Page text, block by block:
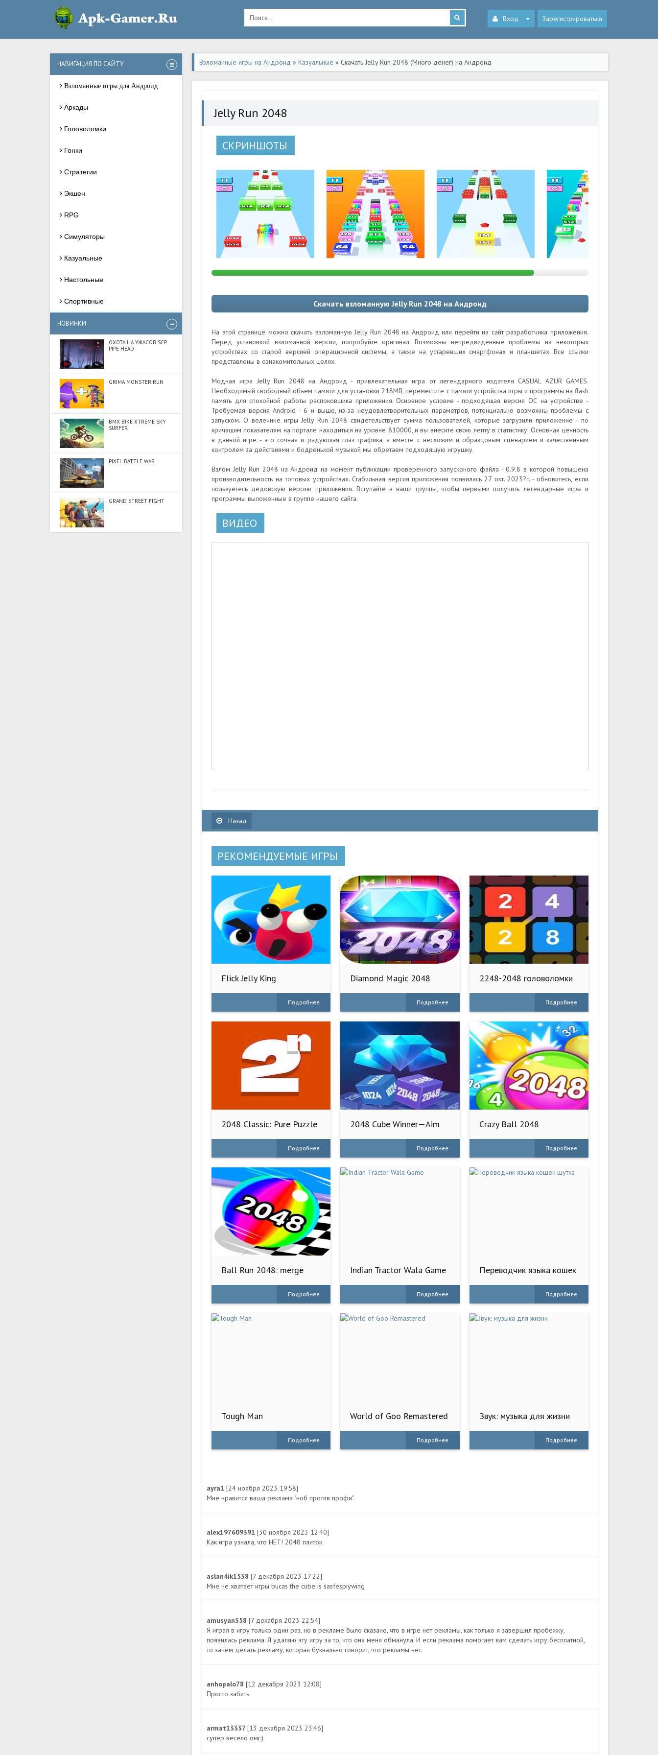
Вход Зарегистрироваться
НАВИГАЦИЯ ПО САЙТУ
Взломанные игры для Андроид
Аркады
Головоломки
Гонки
Стратегии
Экшен
RPG
Симуляторы
Казуальные
Настольные
Спортивные
НОВИНКИ
ОХОТА НА УЖАСОВ SCP
PIPE HEAD
GRIMA MONSTER RUN
BMX BIKE XTREME SKY
SURFER
PIXEL BATTLE WAR
GRAND STREET FIGHT
Взломанные игры на Андроид » Казуальные » Скачать Jelly Run 2048 (Много денег) на Андроид
Jelly Run 2048
СКРИНШОТЫ
Скачать взломанную Jelly Run 2048 на Андроид
На этой странице можно скачать взломанную Jelly Run 2048 на Андроид или перейти на сайт разработчика приложения.
Перед установкой взломанной версии, попробуйте оригинал. Возможны непредвиденные проблемы на некоторых
устройствах со старой версией операционной системы, а также на устаревших смартфонах и планшетах. Все ссылки
представлены в ознакомительных целях.
Модная игра Jelly Run 2048 на Андроид - привлекательная игра от легендарного издателя CASUAL AZUR GAMES.
Необходимый свободный объем памяти для установки 218MB, переместите с памяти устройства игры и программы на flash
память для спокойной работы распоковщика приложения. Основное условие - подходящая версия ОС на устройстве -
Требуемая версия Android - 6 и выше, из-за неудовлетворительных параметров, потенциально возможны проблемы с
запуском. О велечине игры Jelly Run 2048 свидетельствует сумма пользователей, которые загрузили приложение - по
кричащим показателям на портале находиться на уровне 810000, и вы внесите свою лепту в статистику. Основная ценность
в данной игре - это сочная и радующая глаз графика, а вместе с несхожим и образцовым сценарием и качественным
контролем за действиями и бодренькой музыкой мы обретаем подходящую игрушку.
Взлом Jelly Run 2048 на Андроид на момент публикации проверенного запусконого файла - 0.9.8 в которой повышена
производительность на топовых устройствах. Стабильная версия приложения появилась 27 окт. 2023?г. - обновитесь, если
пользуетесь дедовскую версию приложения. Вступайте в наши группы, чтобы первыми получить легендарные игры и
программы выложенные в группе нашего сайта.
ВИДЕО
Назад
РЕКОМЕНДУЕМЫЕ ИГРЫ
Flick Jelly King
Подробнее
Diamond Magic 2048
Подробнее
2248-2048 головоломки
Подробнее
2048 Classic: Pure Puzzle
Подробнее
2048 Cube Winner—Aim
Подробнее
Crazy Ball 2048
Подробнее
Ball Run 2048: merge
Подробнее
Indian Tractor Wala Game
Подробнее
Переводчик языка кошек
Подробнее
Tough Man
Подробнее
World of Goo Remastered
Подробнее
Звук: музыка для жизни
Подробнее
ayra1 [24 ноября 2023 19:58]
Мне нравится ваша реклама "ноб против профи".
alex197609391 [30 ноября 2023 12:40]
Как игра узнала, что НЕТ! 2048 плиток
aslan4ik1538 [7 декабря 2023 17:22]
Мне не хватает игры bucas the cube is sasfespiywing
amusyan358 [7 декабря 2023 22:54]
Я играл в игру только один раз, но в рекламе было сказано, что в игре нет рекламы, как только я завершил пробежку,
появилась реклама. Я удаляю эту игру за то, что она меня обманула. И если реклама помогает вам сделать игру бесплатной,
то зачем делать рекламу, которая буквально говорит, что рекламы нет.
anhopalo78 [12 декабря 2023 12:08]
Просто забить
armat13337 [13 декабря 2023 23:46]
супер весело омг:)